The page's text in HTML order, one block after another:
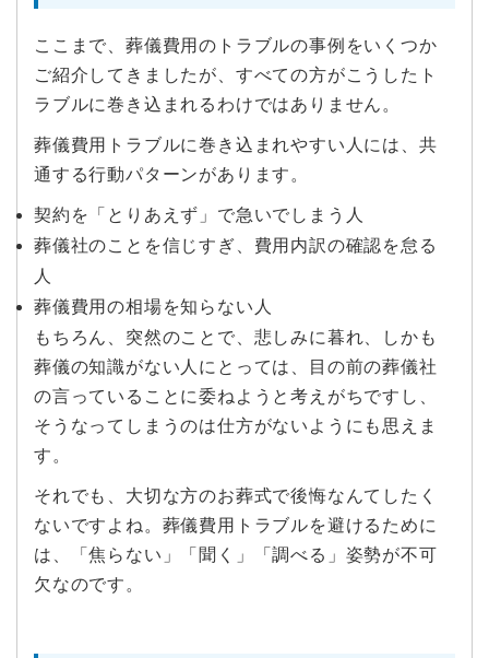
ここまで、葬儀費用のトラブルの事例をいくつか
ご紹介してきましたが、すべての方がこうしたト
ラブルに巻き込まれるわけではありません。
葬儀費用トラブルに巻き込まれやすい人には、共
通する行動パターンがあります。
契約を「とりあえず」で急いでしまう人
葬儀社のことを信じすぎ、費用内訳の確認を怠る
人
葬儀費用の相場を知らない人
もちろん、突然のことで、悲しみに暮れ、しかも
葬儀の知識がない人にとっては、目の前の葬儀社
の言っていることに委ねようと考えがちですし、
そうなってしまうのは仕方がないようにも思えま
す。
それでも、大切な方のお葬式で後悔なんてしたく
ないですよね。葬儀費用トラブルを避けるために
は、「焦らない」「聞く」「調べる」姿勢が不可
欠なのです。